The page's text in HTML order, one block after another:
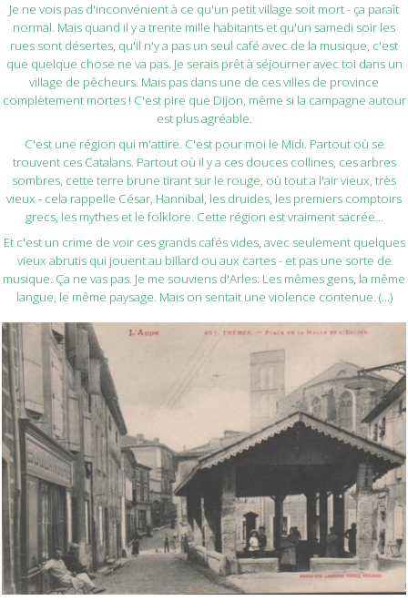
Je ne vois pas d'inconvénient à ce qu'un petit village soit mort - ça paraît
normal. Mais quand il y a trente mille habitants et qu'un samedi soir les
rues sont désertes, qu'il n'y a pas un seul café avec de la musique, c'est
que quelque chose ne va pas. Je serais prêt à séjourner avec toi dans un
village de pêcheurs. Mais pas dans une de ces villes de province
complètement mortes ! C'est pire que Dijon, même si la campagne autour
est plus agréable.
C'est une région qui m'attire. C'est pour moi le Midi. Partout où se
trouvent ces Catalans. Partout où il y a ces douces collines, ces arbres
sombres, cette terre brune tirant sur le rouge, où tout a l'air vieux, très
vieux - cela rappelle César, Hannibal, les druides, les premiers comptoirs
grecs, les mythes et le folklore. Cette région est vraiment sacrée...
Et c'est un crime de voir ces grands cafés vides, avec seulement quelques
vieux abrutis qui jouent au billard ou aux cartes - et pas une sorte de
musique. Ça ne vas pas. Je me souviens d'Arles. Les mêmes gens, la même
langue, le même paysage. Mais on sentait une violence contenue. (...)